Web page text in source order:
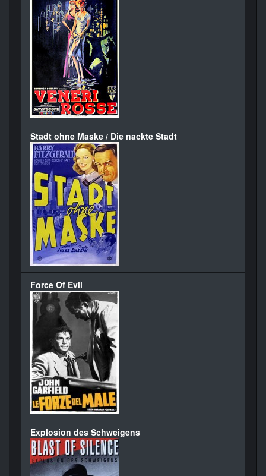
Stadt ohne Maske / Die nackte Stadt
Force Of Evil
Explosion des Schweigens